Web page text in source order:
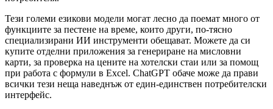
Тези големи езикови модели могат лесно да поемат много от
функциите за пестене на време, които други, по-тясно
специализирани ИИ инструменти обещават. Можете да си
купите отделни приложения за генериране на мисловни
карти, за проверка на цените на хотелски стаи или за помощ
при работа с формули в Excel. ChatGPT обаче може да прави
всички тези неща наведнъж от един-единствен потребителски
интерфейс.